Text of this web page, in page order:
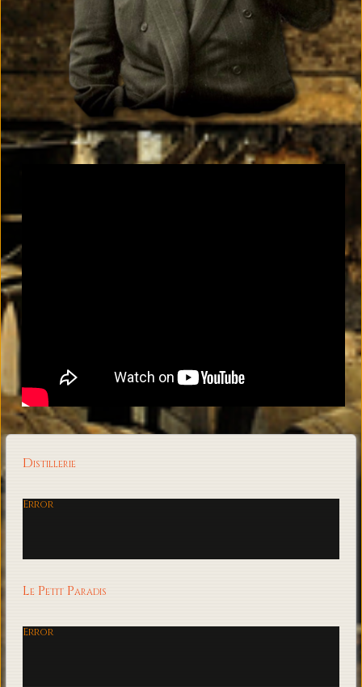
Distillerie
Error
Le Petit Paradis
Error